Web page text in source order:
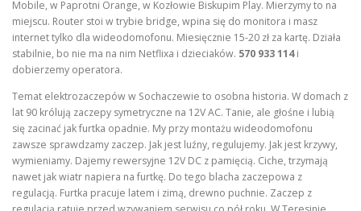
Mobile, w Paprotni Orange, w Kozłowie Biskupim Play. Mierzymy to na
miejscu. Router stoi w trybie bridge, wpina się do monitora i masz
internet tylko dla wideodomofonu. Miesięcznie 15-20 zł za kartę. Działa
stabilnie, bo nie ma na nim Netflixa i dzieciaków. 570 933 114i
dobierzemy operatora.
Temat elektrozaczepów w Sochaczewie to osobna historia. W domach z
lat 90 królują zaczepy symetryczne na 12V AC. Tanie, ale głośne i lubią
się zacinać jak furtka opadnie. My przy montażu wideodomofonu
zawsze sprawdzamy zaczep. Jak jest luźny, regulujemy. Jak jest krzywy,
wymieniamy. Dajemy rewersyjne 12V DC z pamięcią. Ciche, trzymają
nawet jak wiatr napiera na furtkę. Do tego blacha zaczepowa z
regulacją. Furtka pracuje latem i zimą, drewno puchnie. Zaczep z